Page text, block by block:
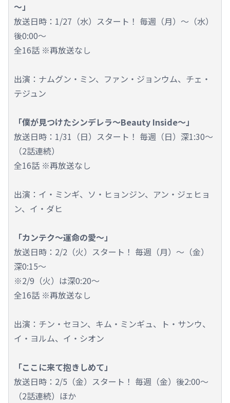
～」
放送日時：1/27（水）スタート！ 毎週（月）～（水）
後0:00～
全16話 ※再放送なし
出演：ナムグン・ミン、ファン・ジョンウム、チェ・
テジュン
「僕が見つけたシンデレラ～Beauty Inside～」
放送日時：1/31（日）スタート！ 毎週（日）深1:30～
（2話連続）
全16話 ※再放送なし
出演：イ・ミンギ、ソ・ヒョンジン、アン・ジェヒョ
ン、イ・ダヒ
「カンテク～運命の愛～」
放送日時：2/2（火）スタート！ 毎週（月）～（金）
深0:15～
※2/9（火）は深0:20～
全16話 ※再放送なし
出演：チン・セヨン、キム・ミンギュ、ト・サンウ、
イ・ヨルム、イ・シオン
「ここに来て抱きしめて」
放送日時：2/5（金）スタート！ 毎週（金）後2:00～
（2話連続）ほか